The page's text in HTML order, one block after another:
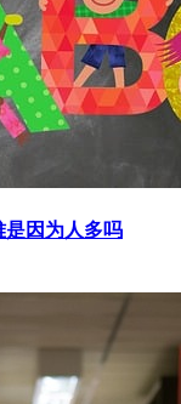
是因为人多吗